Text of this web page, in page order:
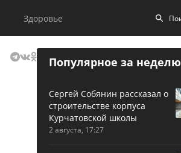
Здоровье
Популярное за неделю
Сергей Собянин рассказал о
строительстве корпуса
Курчатовской школы
2 августа, 17:27